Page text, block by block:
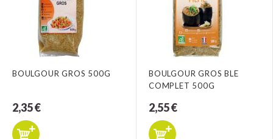
BOULGOUR GROS 500G
2,35 €
BOULGOUR GROS BLE
COMPLET 500G
2,55 €